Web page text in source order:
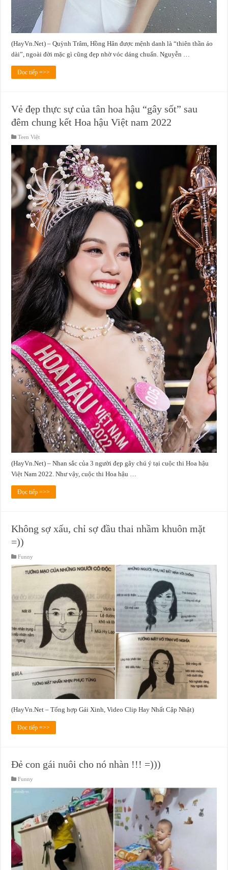
(HayVn.Net) – Quỳnh Trâm, Hồng Hân được mệnh danh là “thiên thần áo
dài”, ngoài đời mặc gì cũng đẹp nhờ vóc dáng chuẩn. Nguyễn …
Đọc tiếp =>>
Vẻ đẹp thực sự của tân hoa hậu “gây sốt” sau
đêm chung kết Hoa hậu Việt nam 2022
Teen Việt
(HayVn.Net) – Nhan sắc của 3 người đẹp gây chú ý tại cuộc thi Hoa hậu
Việt Nam 2022. Như vậy, cuộc thi Hoa hậu …
Đọc tiếp =>>
Không sợ xấu, chỉ sợ đầu thai nhầm khuôn mặt
=))
Funny
(HayVn.Net – Tổng hợp Gái Xinh, Video Clip Hay Nhất Cập Nhật)
Đọc tiếp =>>
Đẻ con gái nuôi cho nó nhàn !!! =)))
Funny